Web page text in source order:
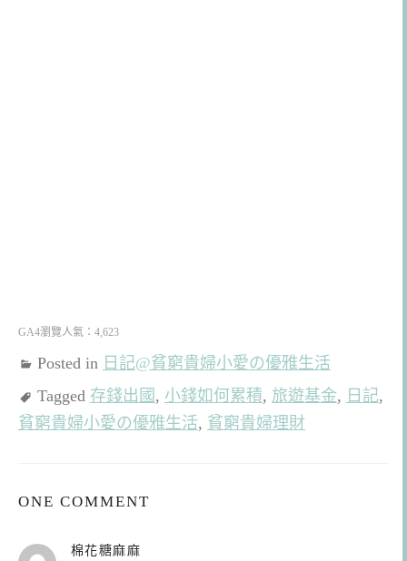
GA4瀏覽人氣：4,623
Posted in 日記@貧窮貴婦小愛の優雅生活
Tagged 存錢出國 , 小錢如何累積, 旅遊基金, 日記,
貧窮貴婦小愛の優雅生活, 貧窮貴婦理財
ONE COMMENT
棉花糖麻麻